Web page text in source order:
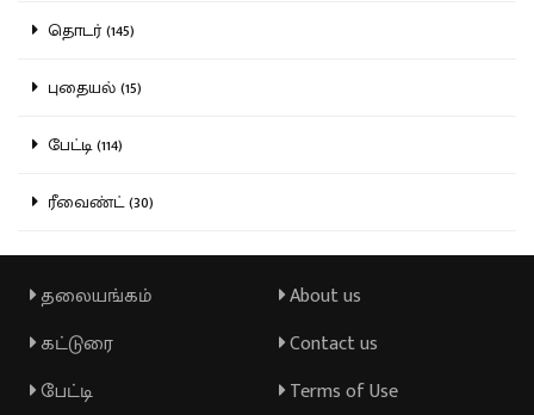
தொடர் (145)
புதையல் (15)
பேட்டி (114)
ரீவைண்ட் (30)
தலையங்கம்
கட்டுரை
பேட்டி
About us
Contact us
Terms of Use